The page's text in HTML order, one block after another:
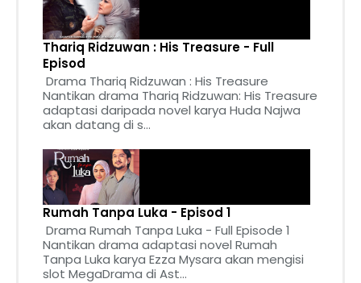
Thariq Ridzuwan : His Treasure - Full
Episod
Drama Thariq Ridzuwan : His Treasure
Nantikan drama Thariq Ridzuwan: His Treasure
adaptasi daripada novel karya Huda Najwa
akan datang di s...
Rumah Tanpa Luka - Episod 1
Drama Rumah Tanpa Luka - Full Episode 1
Nantikan drama adaptasi novel Rumah
Tanpa Luka karya Ezza Mysara akan mengisi
slot MegaDrama di Ast...